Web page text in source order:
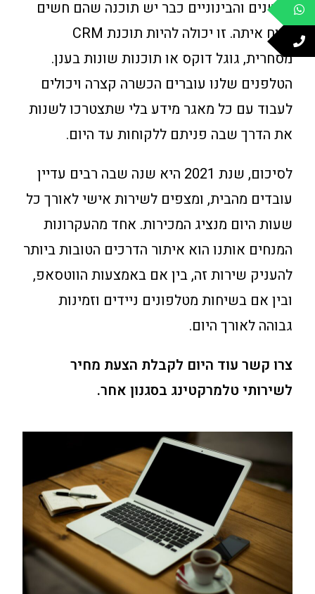
הקטנים והבינוניים כבר יש תוכנה שהם חשים
בנוח איתה. זו יכולה להיות תוכנת CRM
מסחרית, גוגל דוקס או תוכנות שונות בענן.
הטלפנים שלנו עוברים הכשרה קצרה ויכולים
לעבוד עם כל מאגר מידע בלי שתצטרכו לשנות
את הדרך שבה פניתם ללקוחות עד היום.
לסיכום, שנת 2021 היא שנה שבה רבים עדיין
עובדים מהבית, ומצפים לשירות אישי לאורך כל
שעות היום מנציג המכירות. אחד מהעקרונות
המנחים אותנו הוא איתור הדרכים הטובות ביותר
להעניק שירות זה, בין אם באמצעות הווטסאפ,
ובין אם בשיחות מטלפונים ניידים וזמינות
גבוהה לאורך היום.
צרו קשר עוד היום לקבלת הצעת מחיר
לשירותי טלמרקטינג בסגנון אחר.